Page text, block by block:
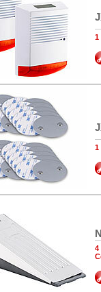
1
1
4